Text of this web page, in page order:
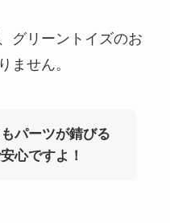
グリーントイズのお
ません。
パーツが錆びる
心ですよ！